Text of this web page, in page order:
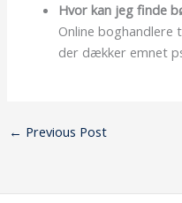
Hvor kan jeg finde
Online boghandlere
der dækker emnet
← Previous Post